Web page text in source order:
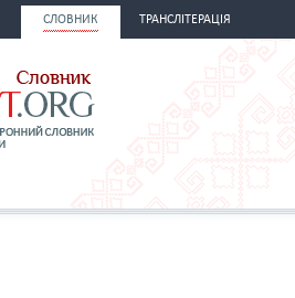
СЛОВНИК ТРАНСЛІТЕРАЦІЯ